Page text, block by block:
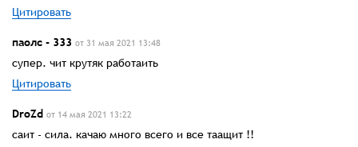
Цитировать
паолс - 333 от 31 мая 2021 13:48
супер. чит крутяк работаить
Цитировать
DroZd от 14 мая 2021 13:22
саит - сила. качаю много всего и все таащит !!